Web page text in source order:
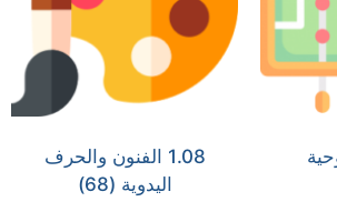
1.08 الفنون والحرف
اليدوية (68)